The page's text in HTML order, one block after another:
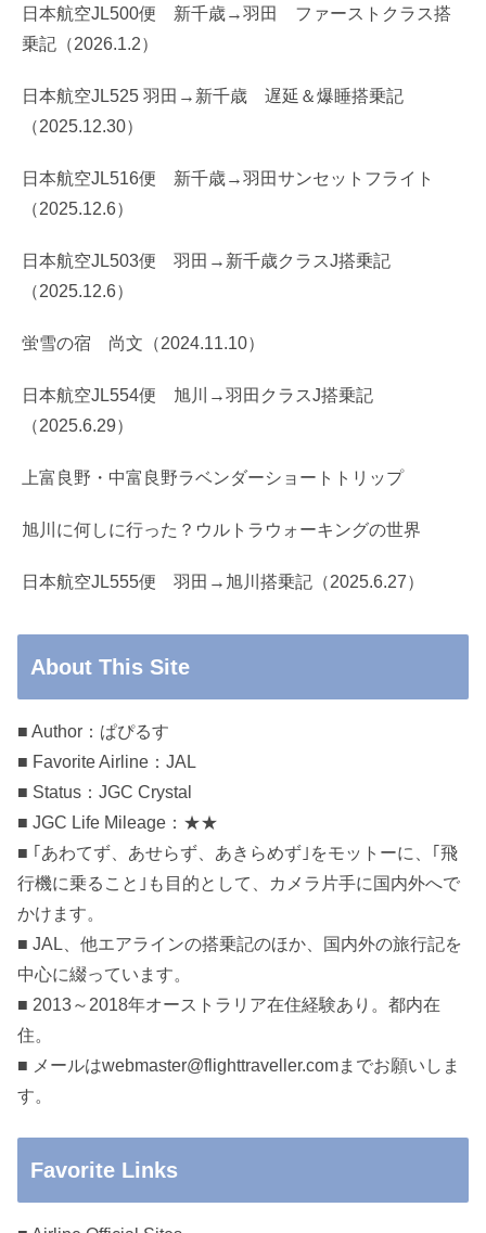
日本航空JL500便 新千歳→羽田 ファーストクラス搭
乗記（2026.1.2）
日本航空JL525 羽田→新千歳 遅延＆爆睡搭乗記
（2025.12.30）
日本航空JL516便 新千歳→羽田サンセットフライト
（2025.12.6）
日本航空JL503便 羽田→新千歳クラスJ搭乗記
（2025.12.6）
蛍雪の宿 尚文（2024.11.10）
日本航空JL554便 旭川→羽田クラスJ搭乗記
（2025.6.29）
上富良野・中富良野ラベンダーショートトリップ
旭川に何しに行った？ウルトラウォーキングの世界
日本航空JL555便 羽田→旭川搭乗記（2025.6.27）
About This Site
■ Author：ぱぴるす
■ Favorite Airline：JAL
■ Status：JGC Crystal
■ JGC Life Mileage：★★
■ ｢あわてず、あせらず、あきらめず｣をモットーに、｢飛
行機に乗ること｣も目的として、カメラ片手に国内外へで
かけます。
■ JAL、他エアラインの搭乗記のほか、国内外の旅行記を
中心に綴っています。
■ 2013～2018年オーストラリア在住経験あり。都内在
住。
■ メールはwebmaster@flighttraveller.comまでお願いしま
す。
Favorite Links